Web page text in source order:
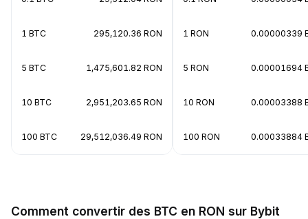
1 BTC 295,120.36 RON
5 BTC 1,475,601.82 RON
10 BTC 2,951,203.65 RON
100 BTC 29,512,036.49 RON
1 RON 0.00000339
5 RON 0.00001694
10 RON 0.00003388
100 RON 0.00033884
Comment convertir des BTC en RON sur Bybit